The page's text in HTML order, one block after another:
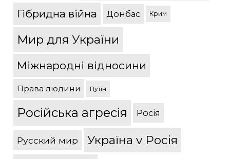
Гібридна війна Донбас Крим
Мир для України
Міжнародні відносини
Права людини Путін
Російська агресія Росія
Русский мир Україна v Росія